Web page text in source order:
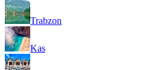
Trabzon
Kas